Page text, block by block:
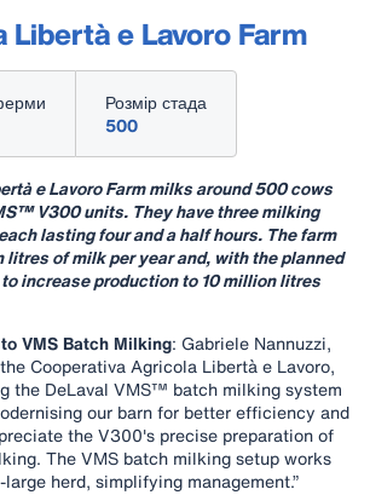
Libertà e Lavoro Farm
Розмір стада
500
e Lavoro Farm milks around 500 cows
V300 units. They have three milking
lasting four and a half hours. The farm
of milk per year and, with the planned
increase production to 10 million litres
VMS Batch Milking: Gabriele Nannuzzi,
Cooperativa Agricola Libertà e Lavoro,
the DeLaval VMS™ batch milking system
our barn for better efficiency and
the V300's precise preparation of
The VMS batch milking setup works
herd, simplifying management.”